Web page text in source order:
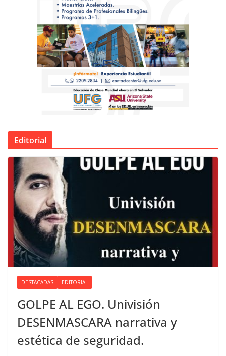
Editorial
DESTACADAS EDITORIAL
GOLPE AL EGO. Univisión
DESENMASCARA narrativa y
estética de seguridad.